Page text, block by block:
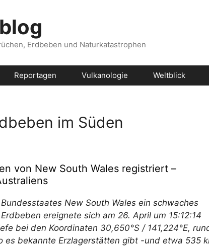
Erdbeben und Naturkatastrophen
Reportagen Vulkanologie Weltblick
im Süden
von New South Wales registriert –
New South Wales ein schwaches
ereignete sich am 26. April um 15:12:14
bei den Koordinaten 30,650°S / 141,224°E,
es bekannte Erzlagerstätten gibt -und etwa 535